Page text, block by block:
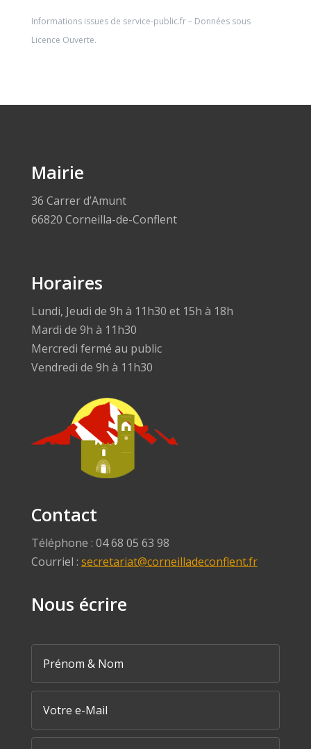
Informations issues de service-public.fr– Données sous
Licence Ouverte.
Mairie
36 Carrer d’Amunt
66820 Corneilla-de-Conflent
Horaires
Lundi, Jeudi de 9h à 11h30 et 15h à 18h
Mardi de 9h à 11h30
Mercredi fermé au public
Vendredi de 9h à 11h30
Contact
Téléphone : 04 68 05 63 98
Courriel : secretariat@corneilladeconflent.fr
Nous écrire